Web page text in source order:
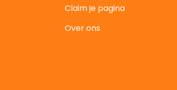
Claim je pagina
Over ons